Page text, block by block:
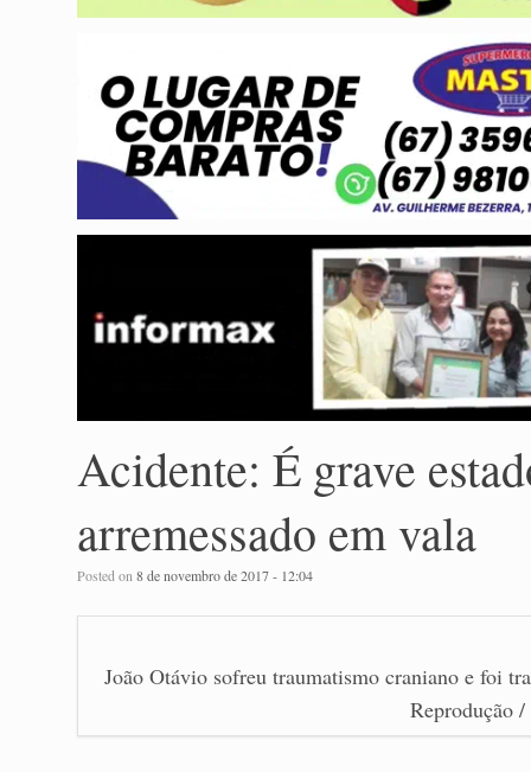
Acidente: É grave
arremessado em vala
Posted on8 de novembro de 2017 - 12:04
João Otávio sofreu traumatismo craniano e foi
Reprodução